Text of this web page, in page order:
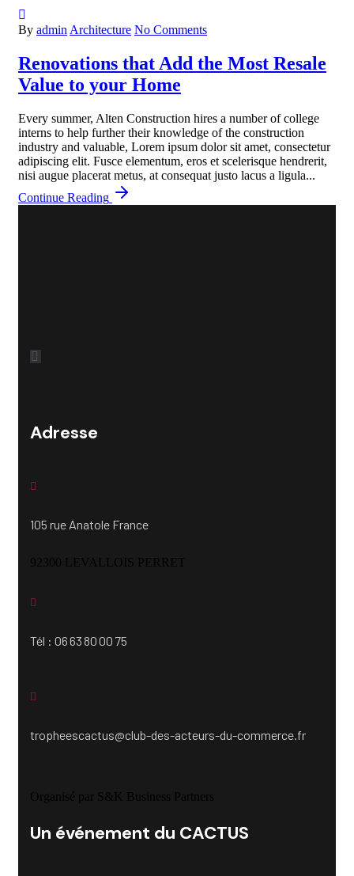
By admin Architecture No Comments
Renovations that Add the Most Resale
Value to your Home
Every summer, Alten Construction hires a number of college
interns to help further their knowledge of the construction
industry and valuable, Lorem ipsum dolor sit amet, consectetur
adipiscing elit. Fusce elementum, eros et scelerisque hendrerit,
nisi augue placerat metus, at consequat justo lacus a ligula...
Continue Reading
Adresse
105 rue Anatole France
92300 LEVALLOIS PERRET
Tél : 06 63 80 00 75
tropheescactus@club-des-acteurs-du-commerce.fr
Organisé par S&K Business Partners
Un événement du CACTUS